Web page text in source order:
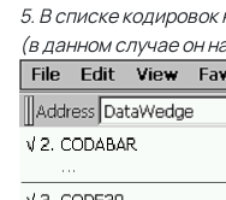
5. В списке
(в данном случае он